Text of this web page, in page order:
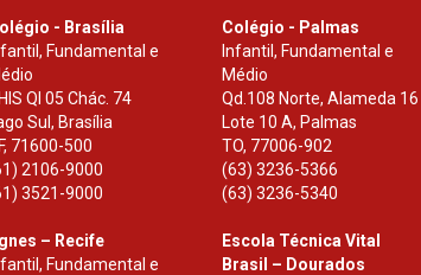
- Brasília
Fundamental e
Ql 05 Chác. 74
Sul, Brasília
, 71600-500
2106-9000
3521-9000
Colégio - Palmas
Infantil, Fundamental e
Médio
Qd.108 Norte, Alameda 16
Lote 10 A, Palmas
TO, 77006-902
(63) 3236-5366
(63) 3236-5340
– Recife
Fundamental e
Escola Técnica Vital
Brasil – Dourados